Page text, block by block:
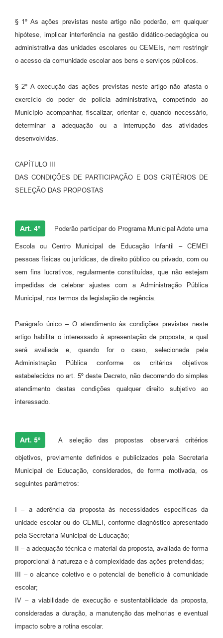
§ 1º As ações previstas neste artigo não poderão, em qualquer
hipótese, implicar interferência na gestão didático-pedagógica ou
administrativa das unidades escolares ou CEMEIs, nem restringir
o acesso da comunidade escolar aos bens e serviços públicos.
§ 2º A execução das ações previstas neste artigo não afasta o
exercício do poder de polícia administrativa, competindo ao
Município acompanhar, fiscalizar, orientar e, quando necessário,
determinar a adequação ou a interrupção das atividades
desenvolvidas.
CAPÍTULO III
DAS CONDIÇÕES DE PARTICIPAÇÃO E DOS CRITÉRIOS DE
SELEÇÃO DAS PROPOSTAS
Art. 4º Poderão participar do Programa Municipal Adote uma
Escola ou Centro Municipal de Educação Infantil – CEMEI
pessoas físicas ou jurídicas, de direito público ou privado, com ou
sem fins lucrativos, regularmente constituídas, que não estejam
impedidas de celebrar ajustes com a Administração Pública
Municipal, nos termos da legislação de regência.
Parágrafo único – O atendimento às condições previstas neste
artigo habilita o interessado à apresentação de proposta, a qual
será avaliada e, quando for o caso, selecionada pela
Administração Pública conforme os critérios objetivos
estabelecidos no art. 5º deste Decreto, não decorrendo do simples
atendimento destas condições qualquer direito subjetivo ao
interessado.
Art. 5º A seleção das propostas observará critérios
objetivos, previamente definidos e publicizados pela Secretaria
Municipal de Educação, considerados, de forma motivada, os
seguintes parâmetros:
I – a aderência da proposta às necessidades específicas da
unidade escolar ou do CEMEI, conforme diagnóstico apresentado
pela Secretaria Municipal de Educação;
II – a adequação técnica e material da proposta, avaliada de forma
proporcional à natureza e à complexidade das ações pretendidas;
III – o alcance coletivo e o potencial de benefício à comunidade
escolar;
IV – a viabilidade de execução e sustentabilidade da proposta,
consideradas a duração, a manutenção das melhorias e eventual
impacto sobre a rotina escolar.